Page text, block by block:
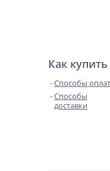
Как купить
Способы
Способы
доставки